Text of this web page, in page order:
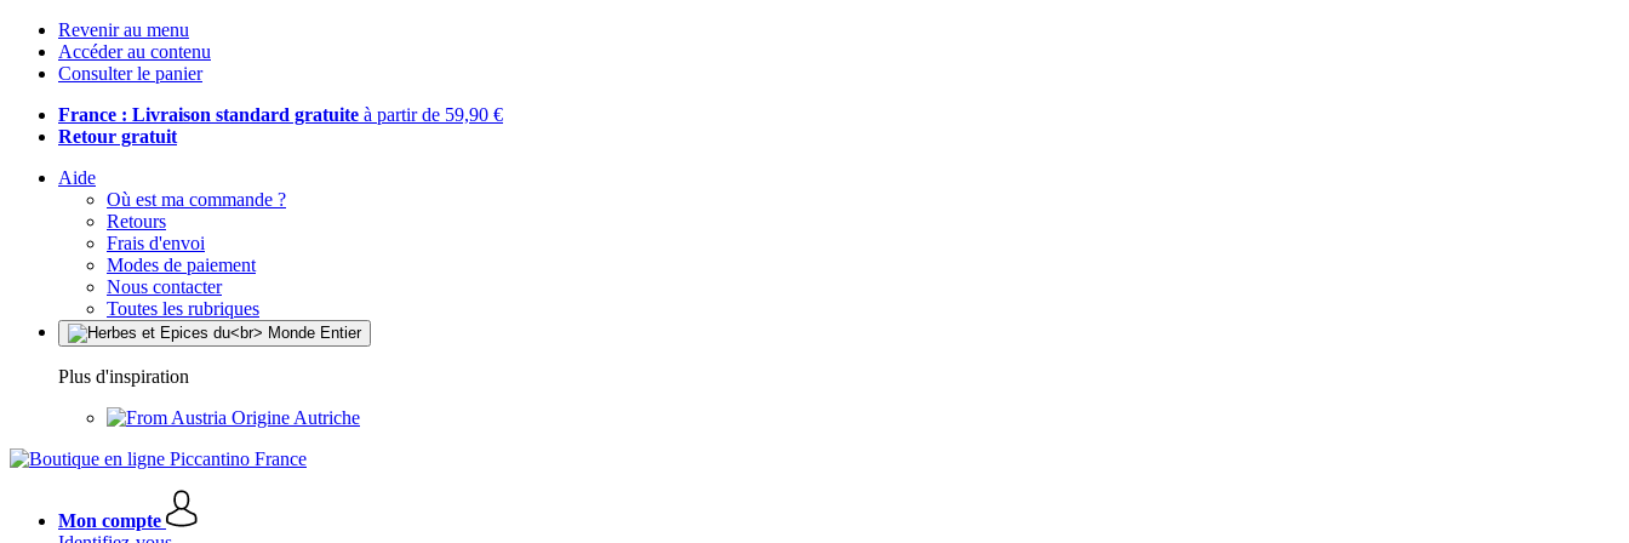
Revenir au menu
Accéder au contenu
Consulter le panier
France : Livraison standard gratuite à partir de 59,90 €
Retour gratuit
Aide
Où est ma commande ?
Retours
Frais d'envoi
Modes de paiement
Nous contacter
Toutes les rubriques
Plus d'inspiration
Origine Autriche
Mon compte